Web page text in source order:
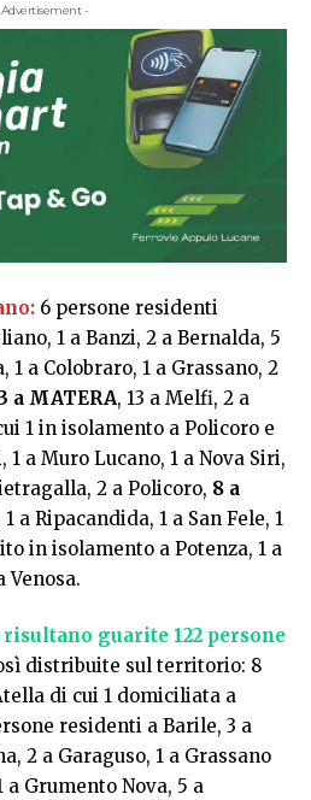
-
6 persone residenti
1 a Banzi, 2 a Bernalda, 5
a Colobraro, 1 a Grassano, 2
a MATERA, 13 a Melfi, 2 a
1 in isolamento a Policoro e
a Muro Lucano, 1 a Nova Siri,
2 a Policoro, 8 a
1 a Ripacandida, 1 a San Fele, 1
in isolamento a Potenza, 1 a
Venosa.
guarite 122 persone
distribuite sul territorio: 8
di cui 1 domiciliata a
residenti a Barile, 3 a
2 a Garaguso, 1 a Grassano
Grumento Nova, 5 a